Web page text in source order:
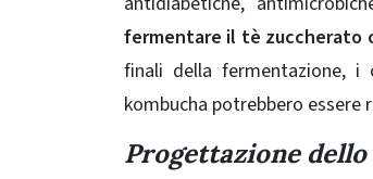
fermentare il tè zuccherato
finali della fermentazione,
kombucha potrebbero essere
Progettazione